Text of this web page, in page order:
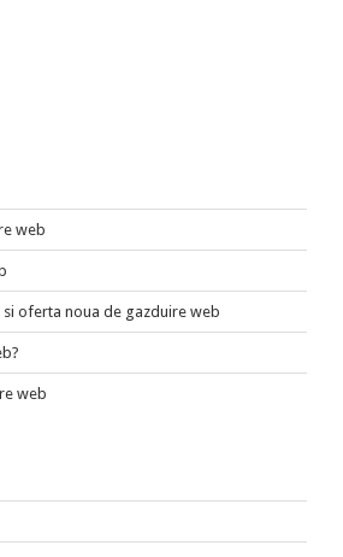
web
oferta noua de gazduire web
web